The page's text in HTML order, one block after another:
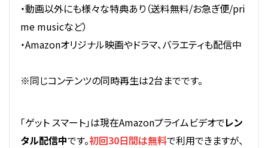
・動画以外にも様々な特典あり（送料無料/お急ぎ便/pri
me musicなど）
・Amazonオリジナル映画やドラマ、バラエティも配信中
※同じコンテンツの同時再生は2台までです。
「ゲット スマート」は現在Amazonプライムビデオでレン
タル配信中です。初回30日間は無料で利用できますが、